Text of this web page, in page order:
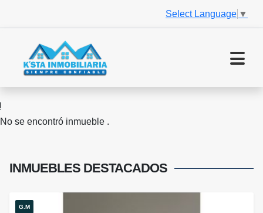
Select Language ▼
No se encontró inmueble .
INMUEBLES DESTACADOS
G.M